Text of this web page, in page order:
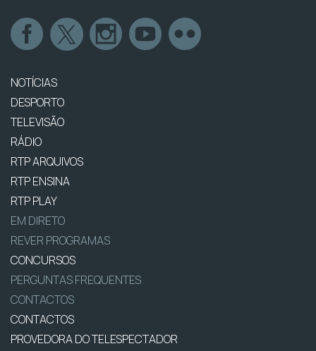
NOTÍCIAS
DESPORTO
TELEVISÃO
RÁDIO
RTP ARQUIVOS
RTP ENSINA
RTP PLAY
EM DIRETO
REVER PROGRAMAS
CONCURSOS
PERGUNTAS FREQUENTES
CONTACTOS
CONTACTOS
PROVEDORA DO TELESPECTADOR